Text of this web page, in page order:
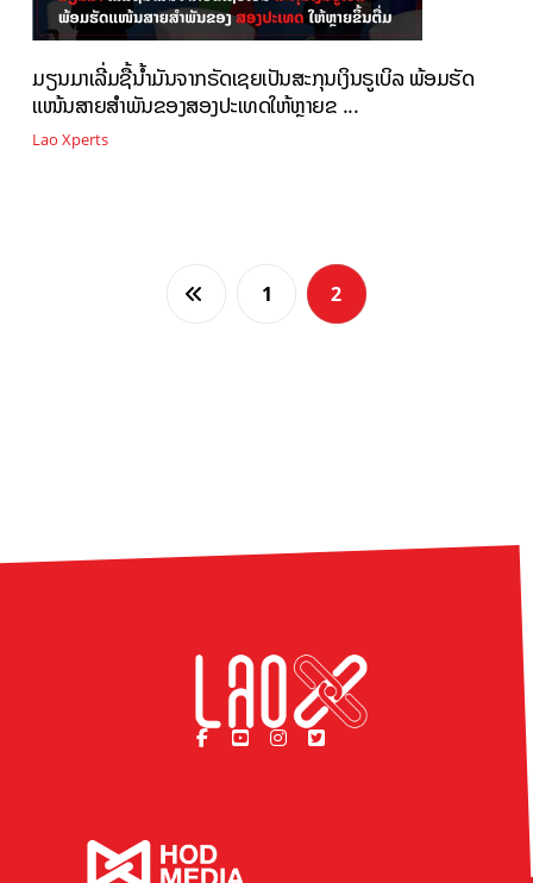
ມຽນມາເລີ່ມຊື້ນ້ຳມັນຈາກຣັດເຊຍເປັນສະກຸນເງິນຣູເບິລ ພ້ອມຮັດ
ແໜ້ນສາຍສຳພັນຂອງສອງປະເທດໃຫ້ຫຼາຍຂ ...
Lao Xperts
1 2